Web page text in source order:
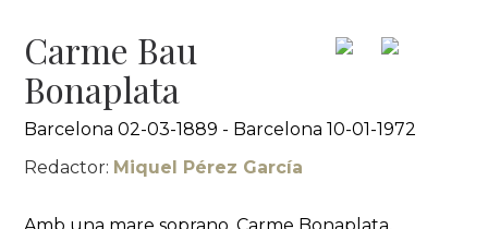
Carme Bau
Bonaplata
Barcelona 02-03-1889 - Barcelona 10-01-1972
Redactor: Miquel Pérez García